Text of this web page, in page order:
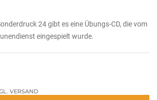
24 gibt es eine Übungs-CD, die vom
eingespielt wurde.
VERSAND